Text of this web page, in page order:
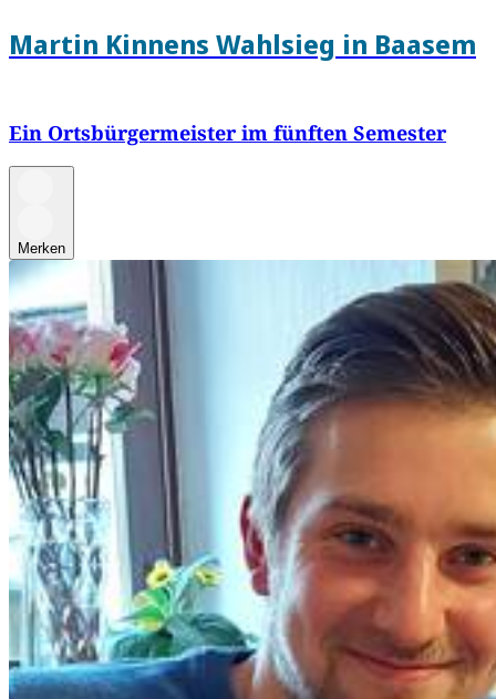
Martin Kinnens Wahlsieg in Baasem
Ein Ortsbürgermeister im fünften Semester
Merken